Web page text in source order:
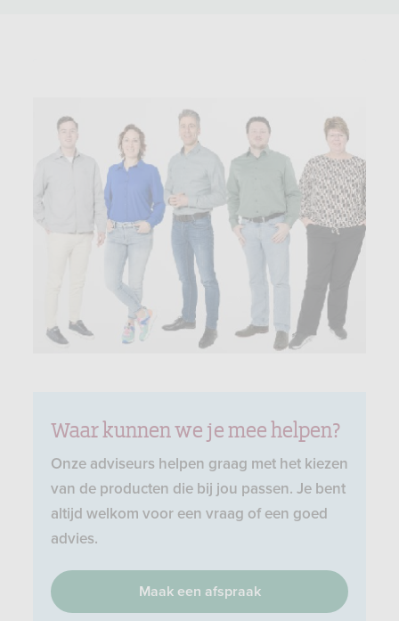
Waar kunnen we je mee helpen?
Onze adviseurs helpen graag met het kiezen
van de producten die bij jou passen. Je bent
altijd welkom voor een vraag of een goed
advies.
Maak een afspraak